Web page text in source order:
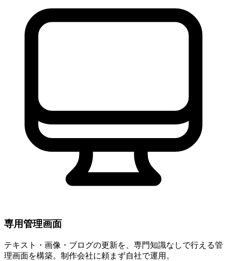
専用管理画面
テキスト・画像・ブログの更新を、専門知識なしで行える管
理画面を構築。制作会社に頼まず自社で運用。